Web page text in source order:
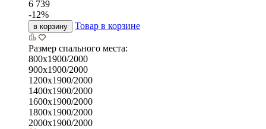
6 739
-12%
в корзину Товар в корзине
Размер спального места:
800х1900/2000
900х1900/2000
1200х1900/2000
1400х1900/2000
1600х1900/2000
1800х1900/2000
2000х1900/2000